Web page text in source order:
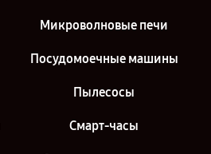
Микроволновые печи
Посудомоечные машины
Пылесосы
Смарт-часы